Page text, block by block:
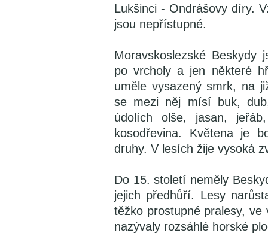
Lukšinci - Ondrášovy díry.
jsou nepřístupné.
Moravskoslezské Beskydy
po vrcholy a jen některé
uměle vysazený smrk, na
se mezi něj mísí buk,
údolích olše, jasan,
kosodřevina. Květena je
druhy. V lesích žije vysoká
Do 15. století neměly
jejich předhůří. Lesy
těžko prostupné pralesy,
nazývaly rozsáhlé horské